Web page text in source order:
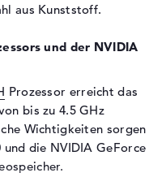
Audio
aus Kunststoff.
und der NVIDIA
Prozessor erreicht das
bis zu 4.5 GHz
Wichtigkeiten sorgen
die NVIDIA GeForce